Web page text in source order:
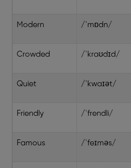
Modern /ˈmɒdn/
Crowded /ˈkraʊdɪd/
Quiet /ˈkwaɪət/
Friendly /ˈfrendli/
Famous /ˈfeɪməs/